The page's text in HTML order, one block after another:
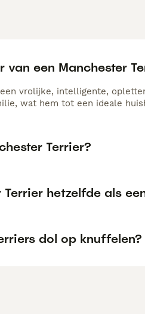
van een Manchester
vrolijke, intelligente,
wat hem tot een ideale
Terrier?
Terrier hetzelfde als
dol op knuffelen?